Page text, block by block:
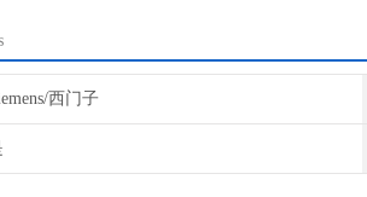
西门子